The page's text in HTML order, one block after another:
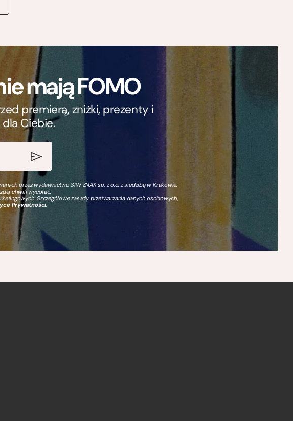
mają FOMO
premierą, zniżki, prezenty i
Ciebie.
przez wydawnictwo SIW ZNAK sp. z o.o. z siedzibą w Krakowie.
chwili wycofać.
Szczegółowe zasady przetwarzania danych osobowych,
Prywatności.